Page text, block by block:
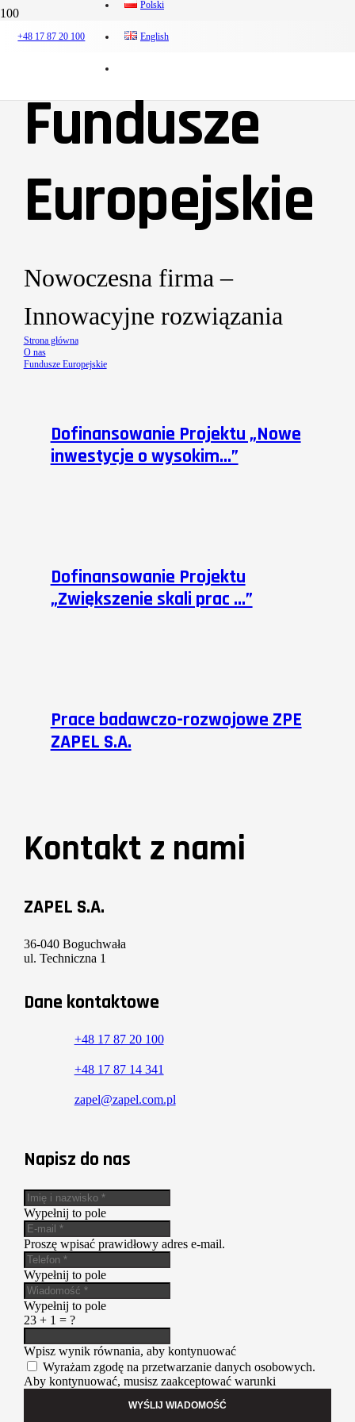
+48 17 87 20 100
Polski
English
Fundusze
Europejskie
Nowoczesna firma –
Innowacyjne rozwiązania
Strona główna
O nas
Fundusze Europejskie
Dofinansowanie Projektu „Nowe
inwestycje o wysokim…”
Dofinansowanie Projektu
„Zwiększenie skali prac …”
Prace badawczo-rozwojowe ZPE
ZAPEL S.A.
Kontakt z nami
ZAPEL S.A.
36-040 Boguchwała
ul. Techniczna 1
Dane kontaktowe
+48 17 87 20 100
+48 17 87 14 341
zapel@zapel.com.pl
Napisz do nas
Wypełnij to pole
Proszę wpisać prawidłowy adres e-mail.
Wypełnij to pole
Wypełnij to pole
23 + 1 = ?
Wpisz wynik równania, aby kontynuować
Wyrażam zgodę na przetwarzanie danych osobowych.
Aby kontynuować, musisz zaakceptować warunki
WYŚLIJ WIADOMOŚĆ